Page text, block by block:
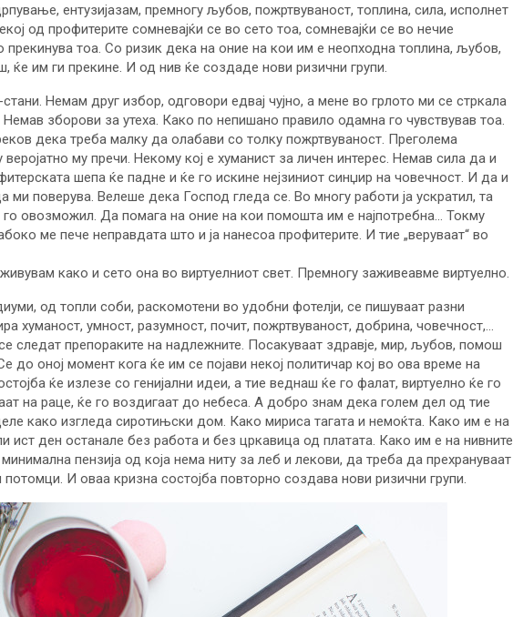
ентузијазам, премногу љубов, пожртвуваност, топлина, сила, исполнет
од профитерите сомневајќи се во сето тоа, сомневајќи се во нечие
прекинува тоа. Со ризик дека на оние на кои им е неопходна топлина, љубов,
ќе им ги прекине. И од нив ќе создаде нови ризични групи.
Немам друг избор, одговори едвај чујно, а мене во грлото ми се стркала
зборови за утеха. Како по непишано правило одамна го чувствував тоа.
дека треба малку да олабави со толку пожртвуваност. Преголема
му пречи. Некому кој е хуманист за личен интерес. Немав сила да и
шепа ќе падне и ќе го искине нејзиниот синџир на човечност. И да и
ми поверува. Велеше дека Господ гледа се. Во многу работи ја ускратил, та
го овозможил. Да помага на оние на кои помошта им е најпотребна… Токму
ме пече неправдата што и ја нанесоа профитерите. И тие „веруваат“ во
како и сето она во виртуелниот свет. Премногу заживеавме виртуелно.
од топли соби, раскомотени во удобни фотелји, се пишуваат разни
хуманост, умност, разумност, почит, пожртвуваност, добрина, човечност,…
следат препораките на надлежните. Посакуваат здравје, мир, љубов, помош
до оној момент кога ќе им се појави некој политичар кој во ова време на
ќе излезе со генијални идеи, а тие веднаш ќе го фалат, виртуелно ќе го
на раце, ќе го воздигаат до небеса. А добро знам дека голем дел од тие
како изгледа сиротињски дом. Како мириса тагата и немоќта. Како им е на
ист ден останале без работа и без цркавица од платата. Како им е на нивните
пензија од која нема ниту за леб и лекови, да треба да прехрануваат
потомци. И оваа кризна состојба повторно создава нови ризични групи.